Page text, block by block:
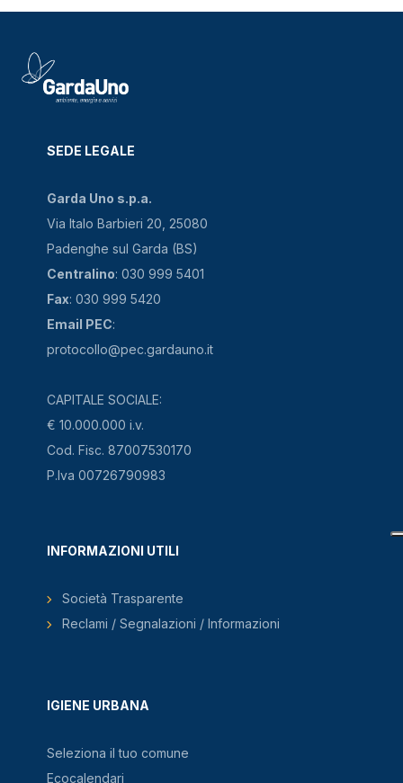
SEDE LEGALE
Garda Uno s.p.a.
Via Italo Barbieri 20, 25080
Padenghe sul Garda (BS)
Centralino: 030 999 5401
Fax: 030 999 5420
Email PEC:
protocollo@pec.gardauno.it
CAPITALE SOCIALE:
€ 10.000.000 i.v.
Cod. Fisc. 87007530170
P.Iva 00726790983
IGIENE URBANA
Seleziona il tuo comune
Ecocalendari
INFORMAZIONI UTILI
Società Trasparente
Reclami / Segnalazioni / Informazioni